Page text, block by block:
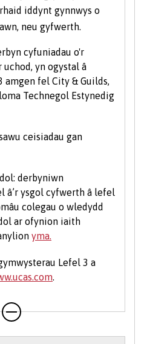
iddynt gynnwys o
neu gyfwerth.
cyfuniadau o'r
yn ogystal â
fel City & Guilds,
Technegol Estynedig
ceisiadau gan
derbyniwn
â’r ysgol cyfwerth â lefel
colegau o wledydd
ar ofynion iaith
yma.
Lefel 3 a